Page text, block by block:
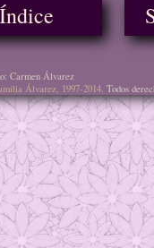
Índice
Carmen Álvarez
Álvarez, 1997-2014. Todos